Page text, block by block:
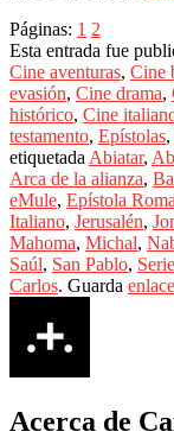
Páginas: 1 2
Esta entrada fue
Cine aventuras, Cine
evasión, Cine drama,
histórico, Cine
testamento, Epístolas,
etiquetada Abiatar,
Arca de la alianza,
eMule, Epístola
Italiano, Jerusalén,
Mahoma, Michal,
Saúl, San Pablo,
Carlos. Guarda
Acerca de